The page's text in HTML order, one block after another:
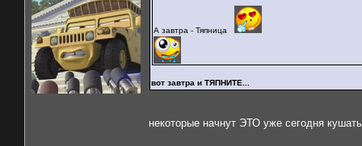
А завтра - Тяпница
вот завтра и ТЯПНИТЕ...
некоторые начнут ЭТО уже сегодня